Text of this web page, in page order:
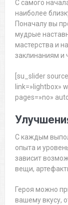
С самого
наиболее
Поначалу вы
мудрые
мастерства и
заклинаниям и
[su_slider
link=»lightbox»
pages=»no»
С каждым
опыта и
зависит
вещи,
Героя можно
вашему вкусу,